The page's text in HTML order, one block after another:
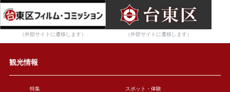
（外部サイトに遷移します） （外部サイトに遷移します）
観光情報
特集 スポット・体験